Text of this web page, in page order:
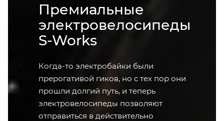
Премиальные
электровелосипеды
S-Works
Когда-то электробайки были
прерогативой гиков, но с тех пор они
прошли долгий путь, и теперь
электровелосипеды позволяют
отправиться в действительно